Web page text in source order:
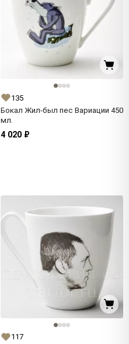
135
Бокал Жил-был пес Вариации 450
мл.
4 020 ₽
117